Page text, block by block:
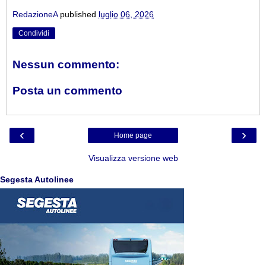
RedazioneA published luglio 06, 2026
Condividi
Nessun commento:
Posta un commento
‹ ›
Home page
Visualizza versione web
Segesta Autolinee